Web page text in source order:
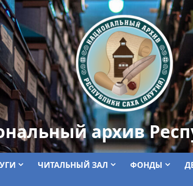
архив
ЧИТАЛЬНЫЙ ЗАЛ ФОНДЫ